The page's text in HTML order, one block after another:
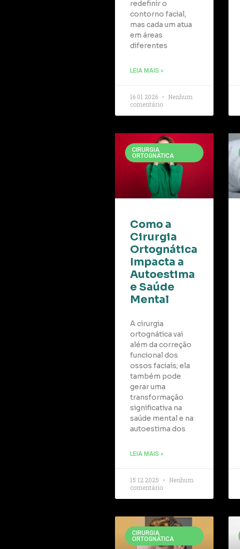
redefinir o
contorno facial,
mas cada um atua
em áreas
diferentes
LEIA MAIS »
16 01 2026
Nenhum
comentário
CIRURGIA
ORTOGNÁTICA
Como a
Cirurgia
Ortognática
Impacta a
Autoestima
e Saúde
Mental
A cirurgia
ortognática vai
além da correção
funcional dos
ossos faciais; ela
também pode
gerar uma
transformação
significativa na
saúde mental e na
autoestima dos
LEIA MAIS »
15 12 2025
Nenhum
comentário
CIRURGIA
ORTOGNÁTICA